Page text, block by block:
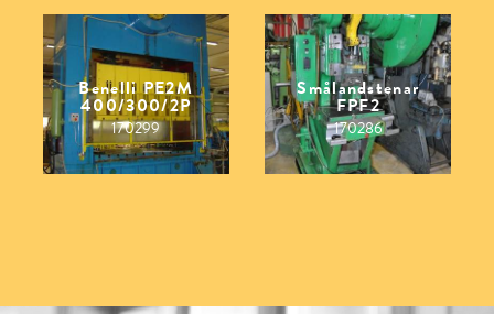
Benelli PE2M
400/300/2P
170299
Smålandstenar
FPF2
170286